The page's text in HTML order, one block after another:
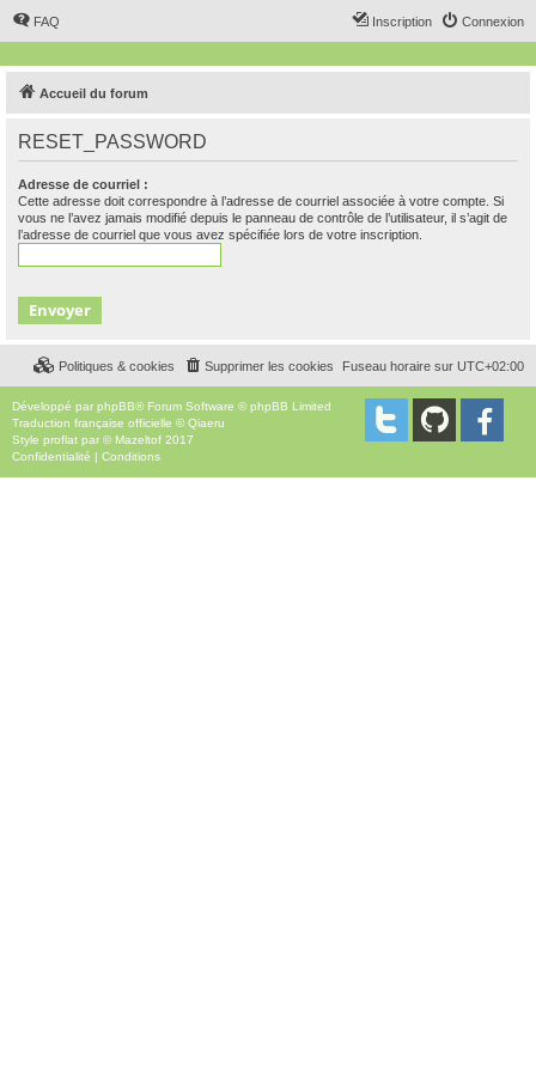
FAQ Connexion
Inscription
Accueil du forum
RESET_PASSWORD
Adresse de courriel :
Cette adresse doit correspondre à l’adresse de courriel associée à votre compte. Si
vous ne l’avez jamais modifié depuis le panneau de contrôle de l’utilisateur, il s’agit de
l’adresse de courriel que vous avez spécifiée lors de votre inscription.
Fuseau horaire sur UTC+02:00
Supprimer les cookies
Politiques & cookies
Développé par phpBB® Forum Software © phpBB Limited
Traduction française officielle ©Qiaeru
Style proflat par © Mazeltof 2017
Confidentialité | Conditions